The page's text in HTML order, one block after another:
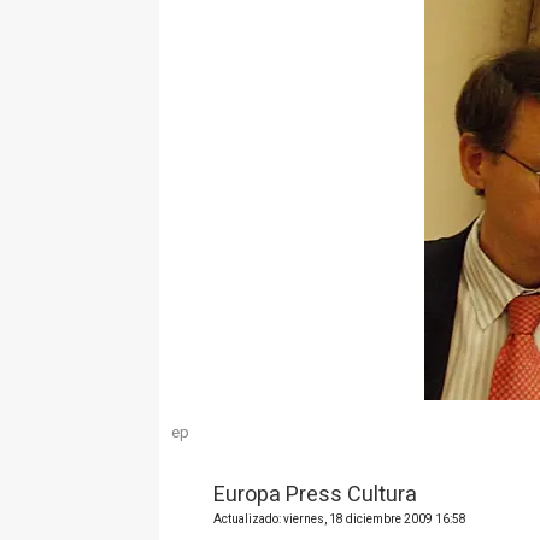
ep
Europa Press Cultura
Actualizado: viernes, 18 diciembre 2009 16:58